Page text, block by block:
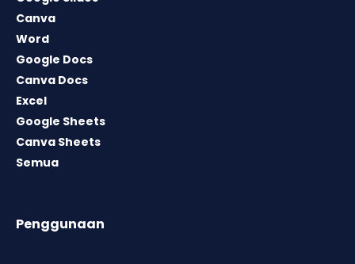
Canva
Word
Google Docs
Canva Docs
Excel
Google Sheets
Canva Sheets
Semua
Penggunaan